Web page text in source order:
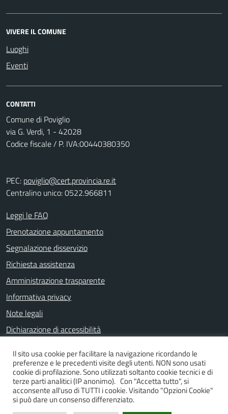
VIVERE IL COMUNE
Luoghi
Eventi
CONTATTI
Comune di Poviglio
via G. Verdi, 1 - 42028
Codice fiscale / P. IVA:00440380350
PEC: poviglio@cert.provincia.re.it
Centralino unico: 0522.966811
Leggi le FAQ
Prenotazione appuntamento
Segnalazione disservizio
Richiesta assistenza
Amministrazione trasparente
Informativa privacy
Note legali
Dichiarazione di accessibilità
SEGUICI SU
FacebookInstagramYouTube
Il sito usa cookie per facilitare la navigazione ricordando le
preferenze e le precedenti visite degli utenti. NON sono usati
cookie di profilazione. Sono utilizzati soltanto cookie tecnici e di
terze parti analitici (IP anonimo). Con "Accetta tutto", si
acconsente all'uso di TUTTI i cookie. Visitando "Opzioni Cookie"
si può dare un consenso differenziato.